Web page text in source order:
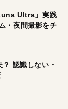
Ultra」実践
・夜間撮影をチ
認識しない・